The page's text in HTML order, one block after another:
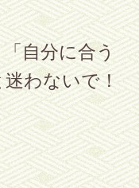
自分に合う
わないで！